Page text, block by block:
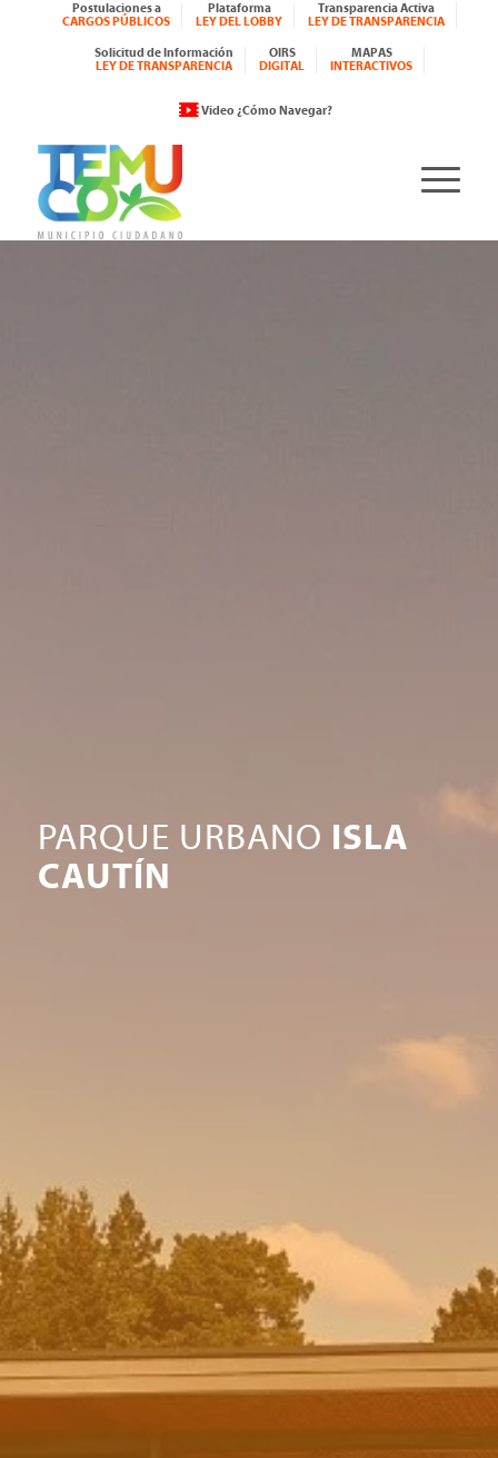
Postulaciones a
CARGOS PÚBLICOS
Plataforma
LEY DEL LOBBY
Transparencia Activa
LEY DE TRANSPARENCIA
Solicitud de Información
LEY DE TRANSPARENCIA
OIRS
DIGITAL
MAPAS
INTERACTIVOS
Video ¿Cómo Navegar?
PARQUE URBANO ISLA
CAUTÍN